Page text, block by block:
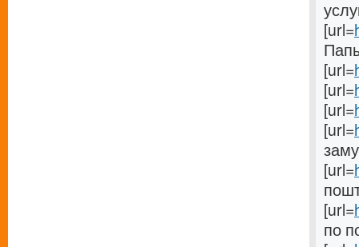
[url=
[url=
[url=
[url=
[url=
[url=
[url=
по